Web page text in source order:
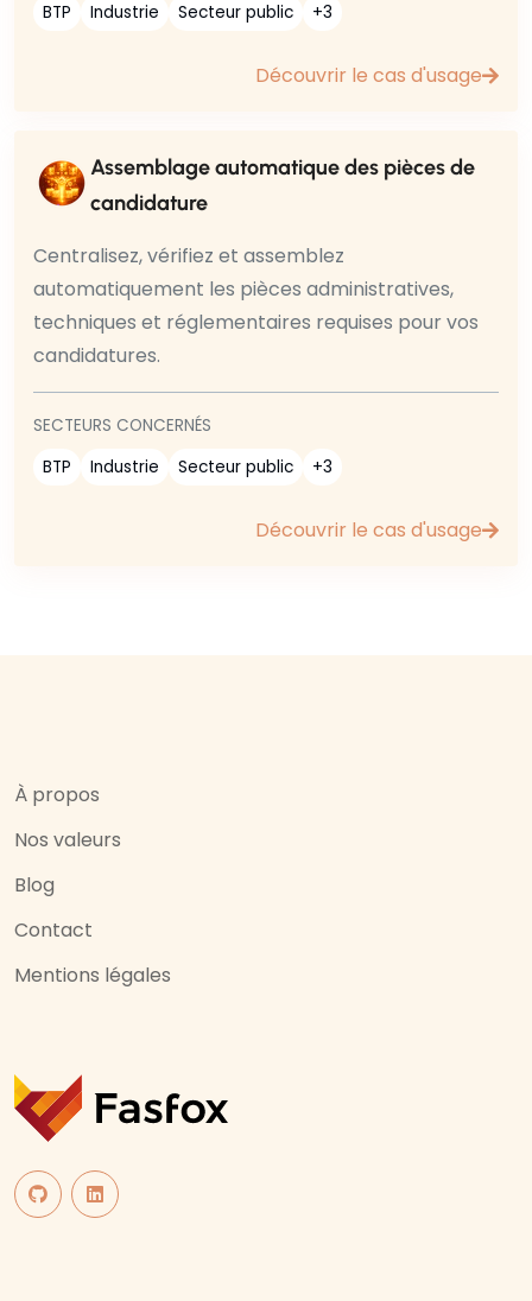
BTP
Industrie Secteur public +3
Découvrir le cas d'usage
Assemblage automatique des pièces de
candidature
Centralisez, vérifiez et assemblez
automatiquement les pièces administratives,
techniques et réglementaires requises pour vos
candidatures.
SECTEURS CONCERNÉS
BTP
Industrie Secteur public +3
Découvrir le cas d'usage
À propos
Nos valeurs
Blog
Contact
Mentions légales